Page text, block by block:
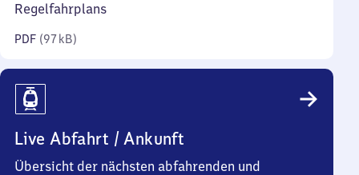
Regelfahrplans
PDF (97 kB)
Live Abfahrt / Ankunft
Übersicht der nächsten abfahrenden und